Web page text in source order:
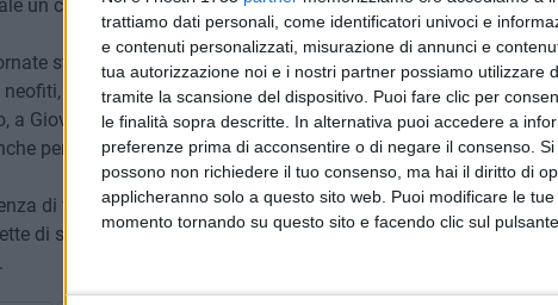
trattiamo dati personali, come identificatori univoci e
e contenuti personalizzati, misurazione di annunci e
tua autorizzazione noi e i nostri partner possiamo utilizzare
tramite la scansione del dispositivo. Puoi fare clic per
le finalità sopra descritte. In alternativa puoi accedere a
preferenze prima di acconsentire o di negare il consenso.
possono non richiedere il tuo consenso, ma hai il diritto di
applicheranno solo a questo sito web. Puoi modificare le
momento tornando su questo sito e facendo clic sul
un calice».
straordinarie di raccolta sangue organizzate a Giovinazzo:
- è l'appello di Pasquale Arbore - donate nella mattinata
a Giovinazzo, presso la sede della Fratres dalle ore 08.00 alle
persone che non lo hanno mai fatto prima».
di vera solidarietà, di notevole valore civico ed etico, un gesto
di salvare tante vite umane. Un gesto di grande generosità,